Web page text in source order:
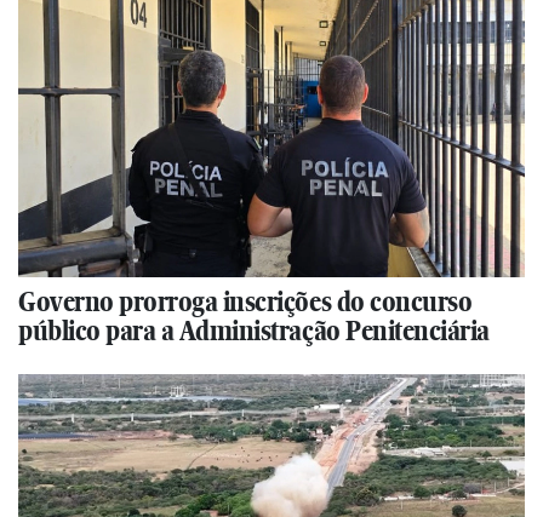
Governo prorroga inscrições do concurso
público para a Administração Penitenciária